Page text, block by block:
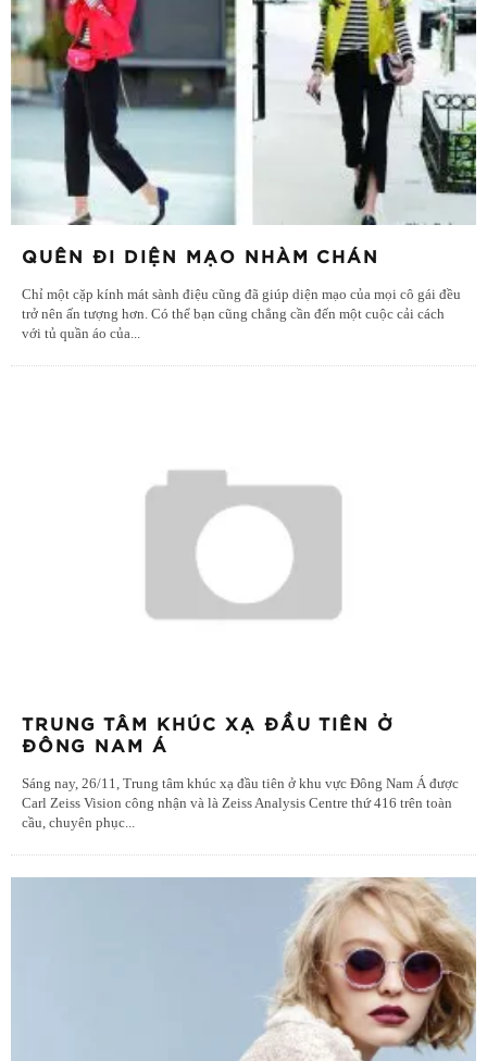
QUÊN ĐI DIỆN MẠO NHÀM CHÁN
Chỉ một cặp kính mát sành điệu cũng đã giúp diện mạo của mọi cô gái đều
trở nên ấn tượng hơn. Có thể bạn cũng chẳng cần đến một cuộc cải cách
với tủ quần áo của...
TRUNG TÂM KHÚC XẠ ĐẦU TIÊN Ở
ĐÔNG NAM Á
Sáng nay, 26/11, Trung tâm khúc xạ đầu tiên ở khu vực Đông Nam Á được
Carl Zeiss Vision công nhận và là Zeiss Analysis Centre thứ 416 trên toàn
cầu, chuyên phục...